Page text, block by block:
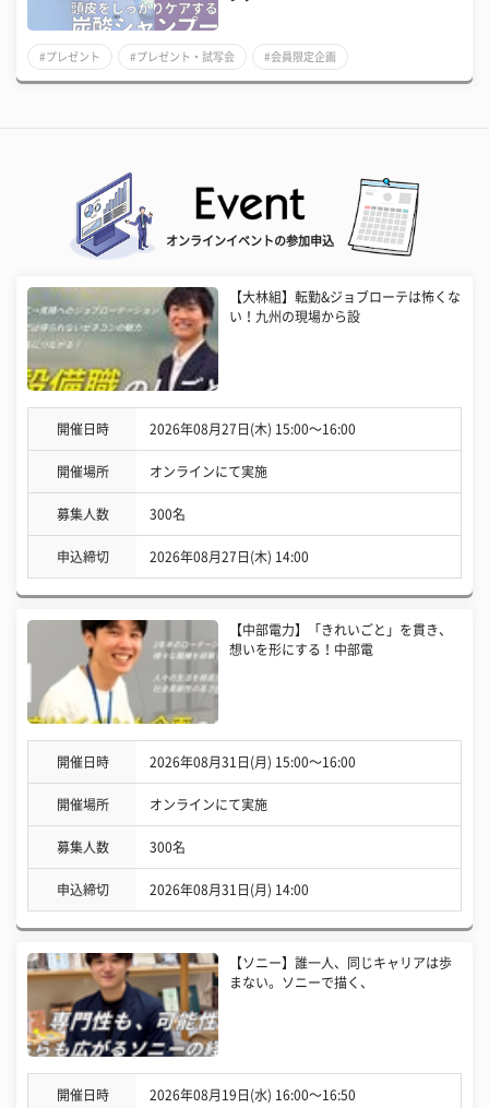
#プレゼント #プレゼント・試写会 #会員限定企画
オンラインイベントの参加申込
【大林組】転勤&ジョブローテは怖くな
い！九州の現場から設
開催日時 2026年08月27日(木) 15:00〜16:00
開催場所 オンラインにて実施
募集人数 300名
申込締切 2026年08月27日(木) 14:00
【中部電力】「きれいごと」を貫き、
想いを形にする！中部電
開催日時 2026年08月31日(月) 15:00〜16:00
開催場所 オンラインにて実施
募集人数 300名
申込締切 2026年08月31日(月) 14:00
【ソニー】誰一人、同じキャリアは歩
まない。ソニーで描く、
開催日時 2026年08月19日(水) 16:00〜16:50